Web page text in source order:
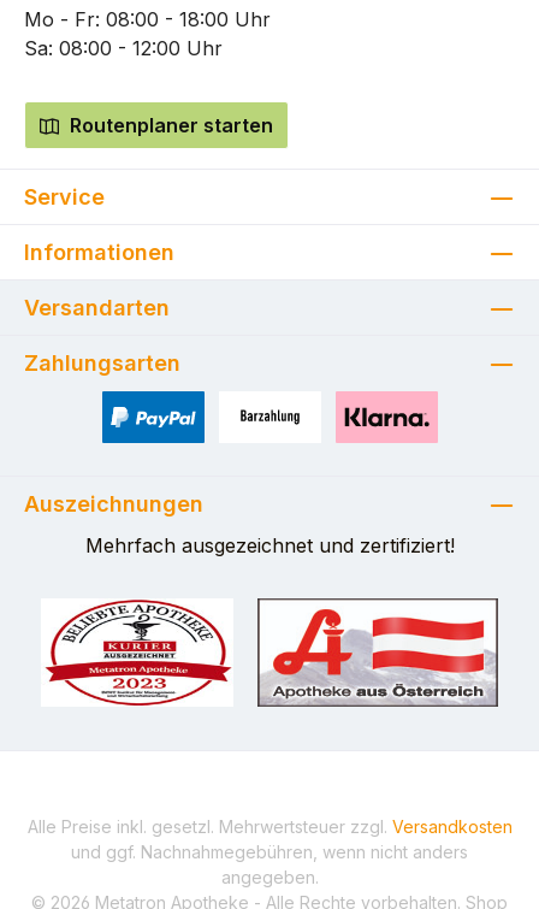
Mo - Fr: 08:00 - 18:00 Uhr
Sa: 08:00 - 12:00 Uhr
Routenplaner starten
Service
Informationen
Versandarten
Zahlungsarten
Auszeichnungen
Mehrfach ausgezeichnet und zertifiziert!
Alle Preise inkl. gesetzl. Mehrwertsteuer zzgl. Versandkosten
und ggf. Nachnahmegebühren, wenn nicht anders
angegeben.
© 2026 Metatron Apotheke - Alle Rechte vorbehalten. Shop